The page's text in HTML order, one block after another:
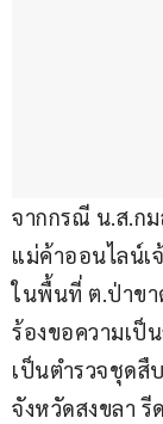
จากกรณี น.ส.ก
แม่ค้าออนไลน์เ
ในพื้นที่ ต.ป่าขา
ร้องขอความเป็
เป็นตำรวจชุดสื
จังหวัดสงขลา